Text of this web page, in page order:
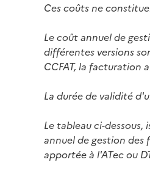
Ces coûts ne
Le coût annuel de
différentes versions
CCFAT, la facturation
La durée de validité
Le tableau ci-
annuel de gestion
apportée à l'ATec ou